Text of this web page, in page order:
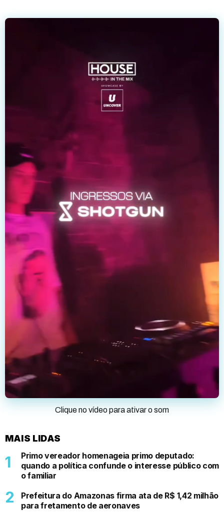
Clique no vídeo para ativar o som
MAIS LIDAS
Primo vereador homenageia primo deputado:
quando a política confunde o interesse público com
o familiar
Prefeitura do Amazonas firma ata de R$ 1,42 milhão
para fretamento de aeronaves